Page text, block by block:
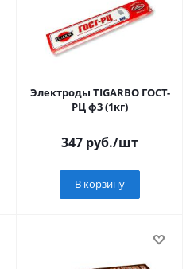
Электроды TIGARBО ГОСТ-
РЦ ф3 (1кг)
347 руб./шт
В корзину